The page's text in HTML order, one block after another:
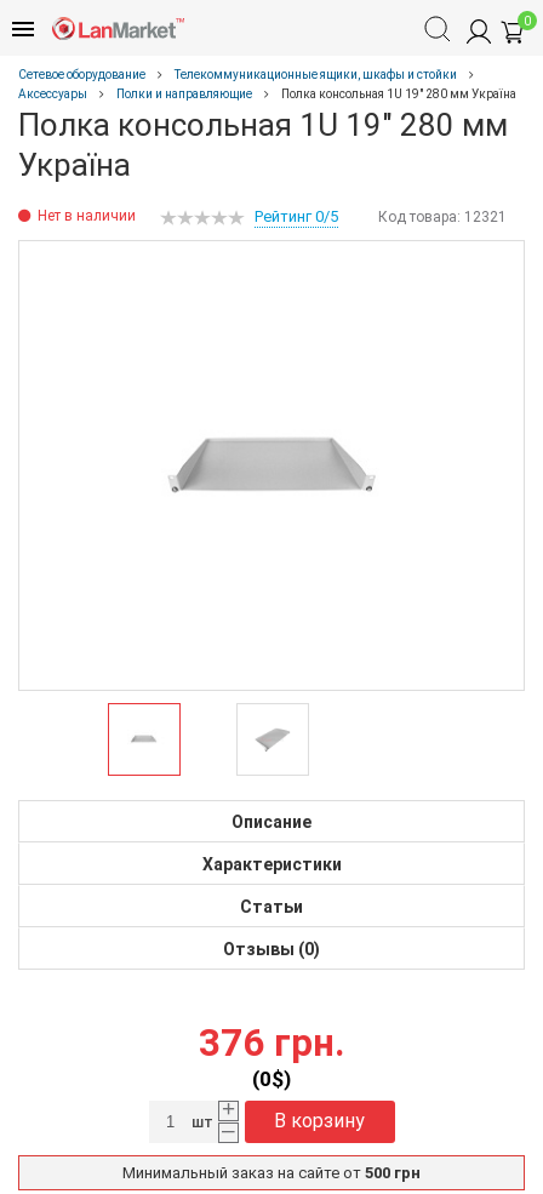
0
Сетевое оборудование
Телекоммуникационные ящики, шкафы и стойки
Аксессуары
Полки и направляющие Полка консольная 1U 19" 280 мм Україна
Полка консольная 1U 19" 280 мм
Україна
Нет в наличии Код товара: 12321
Рейтинг 0/5
Описание
Характеристики
Статьи
Отзывы (0)
376 грн.
(0$)
+
–
В корзину
шт
Минимальный заказ на сайте от 500 грн